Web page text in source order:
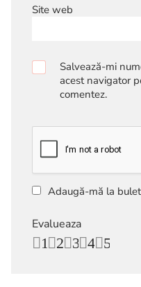
Site web
Salvează-mi
acest navigator
comentez.
Adaugă-mă la
Evalueaza
5
4
3
2
1